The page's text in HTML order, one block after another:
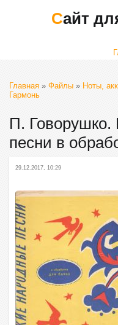
Сайт
Главная » Файлы » Ноты,
Гармонь
П. Говорушко.
песни в
29.12.2017, 10:29